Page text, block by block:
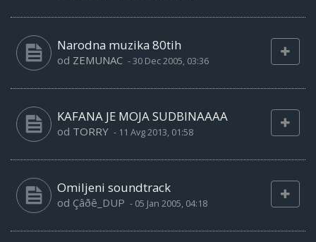
Narodna muzika 80tih
od ZEMUNAC -30 Dec 2005, 03:36
KAFANA JE MOJA SUDBINAAAA
od TORRY - 11 Avg 2013, 01:58
Omiljeni soundtrack
od Çâðê_DUP - 05 Jan 2005, 04:18